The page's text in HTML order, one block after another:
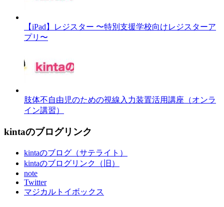
【iPad】レジスター 〜特別支援学校向けレジスターア
プリ〜
肢体不自由児のための視線入力装置活用講座（オンラ
イン講習）
kintaのブログリンク
kintaのブログ（サテライト）
kintaのブログリンク（旧）
note
Twitter
マジカルトイボックス